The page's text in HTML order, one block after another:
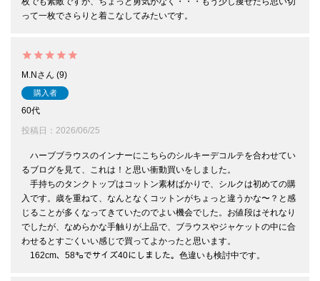
って一枚でさらりと着こなしてみたいです。
M.N 9
購入者
60代
投稿日
2026/06/25
ハーブブラウスのインナーにこちらのシルキーデコルテを合わせてい
るブログを見て、これは！と思い衝動買いをしました。
手持ちのタンクトップはコットン素材ばかりで、シルクは初めての購
入です。歳を重ねて、なんとなくコットンがちょっと違うかな〜？と感
じることが多くなってきていたのでよい機会でした。お値段はそれなり
でしたが、なめらかな手触りが上品で、ブラウスやジャケットの中に合
わせるとすごくいい感じで買ってよかったと思います。
162cm、58㌔でサイズ40にしました。色違いも検討中です。